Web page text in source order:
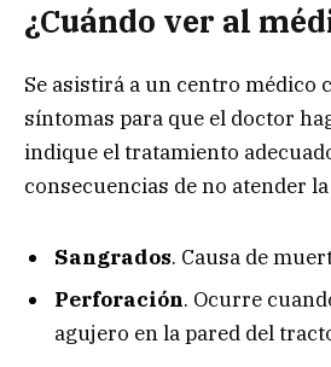
¿Cuándo ver al
Se asistirá a un centro médico
síntomas para que el doctor
indique el tratamiento
consecuencias de no atender
Sangrados. Causa de
Perforación. Ocurre
agujero en la pared del